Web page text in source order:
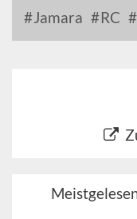
Jamara RC